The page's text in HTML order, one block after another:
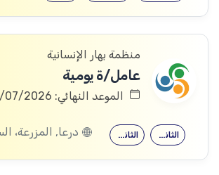
منظمة بهار الإنسانية
عامل/ة يومية
الموعد النهائي: 29/07/2026
الثانوية العامة الثانوية العامة